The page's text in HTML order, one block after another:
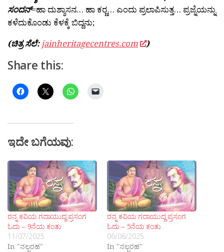
ಸಂದನ್=ಹಾ ದುಶ್ಶಾಸನ… ಹಾ ಕರ್‍ಣ… ಎಂದು ಪ್ರಲಾಪಿಸುತ್ತ… ಪ್ರಜ್ನೆಯನ್ನು
ಕಳೆದುಕೊಂಡು ಕೆಳಕ್ಕೆ ಬಿದ್ದನು;
(ಚಿತ್ರ ಸೆಲೆ: jainheritagecentres.com )
Share this:
ಇದೇ ಬಗೆಯವು:
ರನ್ನ ಕವಿಯ ಗದಾಯುದ್ದ ಪ್ರಸಂಗ
ಓದು – 9ನೆಯ ಕಂತು
11/07/2025
In "ನಲ್ಬರಹ"
ರನ್ನ ಕವಿಯ ಗದಾಯುದ್ದ ಪ್ರಸಂಗ
ಓದು – 5ನೆಯ ಕಂತು
06/06/2025
In "ನಲ್ಬರಹ"